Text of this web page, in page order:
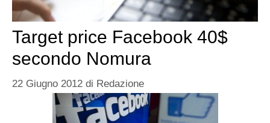
Target price Facebook 40$
secondo Nomura
22 Giugno 2012 di Redazione